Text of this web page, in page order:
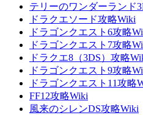
テリーのワンダーランド
ドラクエソード攻略Wiki
ドラゴンクエスト6攻略
ドラゴンクエスト7攻略
ドラクエ8（3DS）攻略
ドラゴンクエスト9攻略
ドラゴンクエスト11攻略
FF12攻略Wiki
風来のシレンDS攻略Wiki